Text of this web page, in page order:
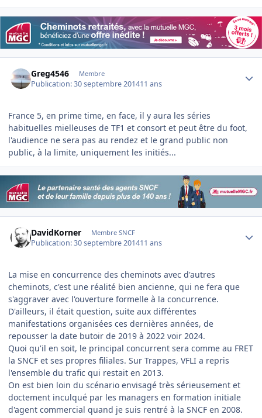
Greg4546 Membre
Publication:30 septembre 201411 ans
France 5, en prime time, en face, il y aura les séries
habituelles mielleuses de TF1 et consort et peut être du foot,
l'audience ne sera pas au rendez et le grand public non
public, à la limite, uniquement les initiés...
DavidKorner Membre SNCF
Publication:30 septembre 201411 ans
La mise en concurrence des cheminots avec d'autres
cheminots, c'est une réalité bien ancienne, qui ne fera que
s'aggraver avec l'ouverture formelle à la concurrence.
D'ailleurs, il était question, suite aux différentes
manifestations organisées ces dernières années, de
repousser la date butoir de 2019 à 2022 voir 2024.
Quoi qu'il en soit, le principal concurrent sera comme au FRET
la SNCF et ses propres filiales. Sur Trappes, VFLI a repris
l'ensemble du trafic qui restait en 2013.
On est bien loin du scénario envisagé très sérieusement et
doctement inculqué par les managers en formation initiale
d'agent commercial quand je suis rentré à la SNCF en 2008.